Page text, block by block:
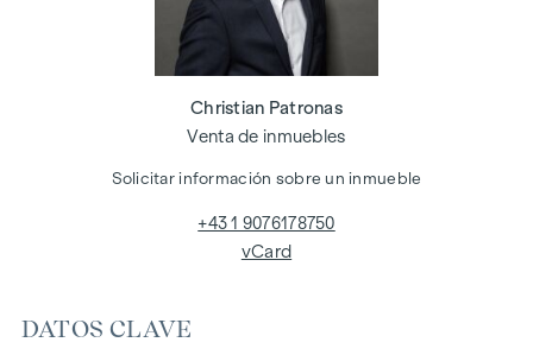
DATOS CLAVE
Christian Patronas
Venta de inmuebles
Solicitar información sobre un inmueble
+43 1 9076178750
vCard